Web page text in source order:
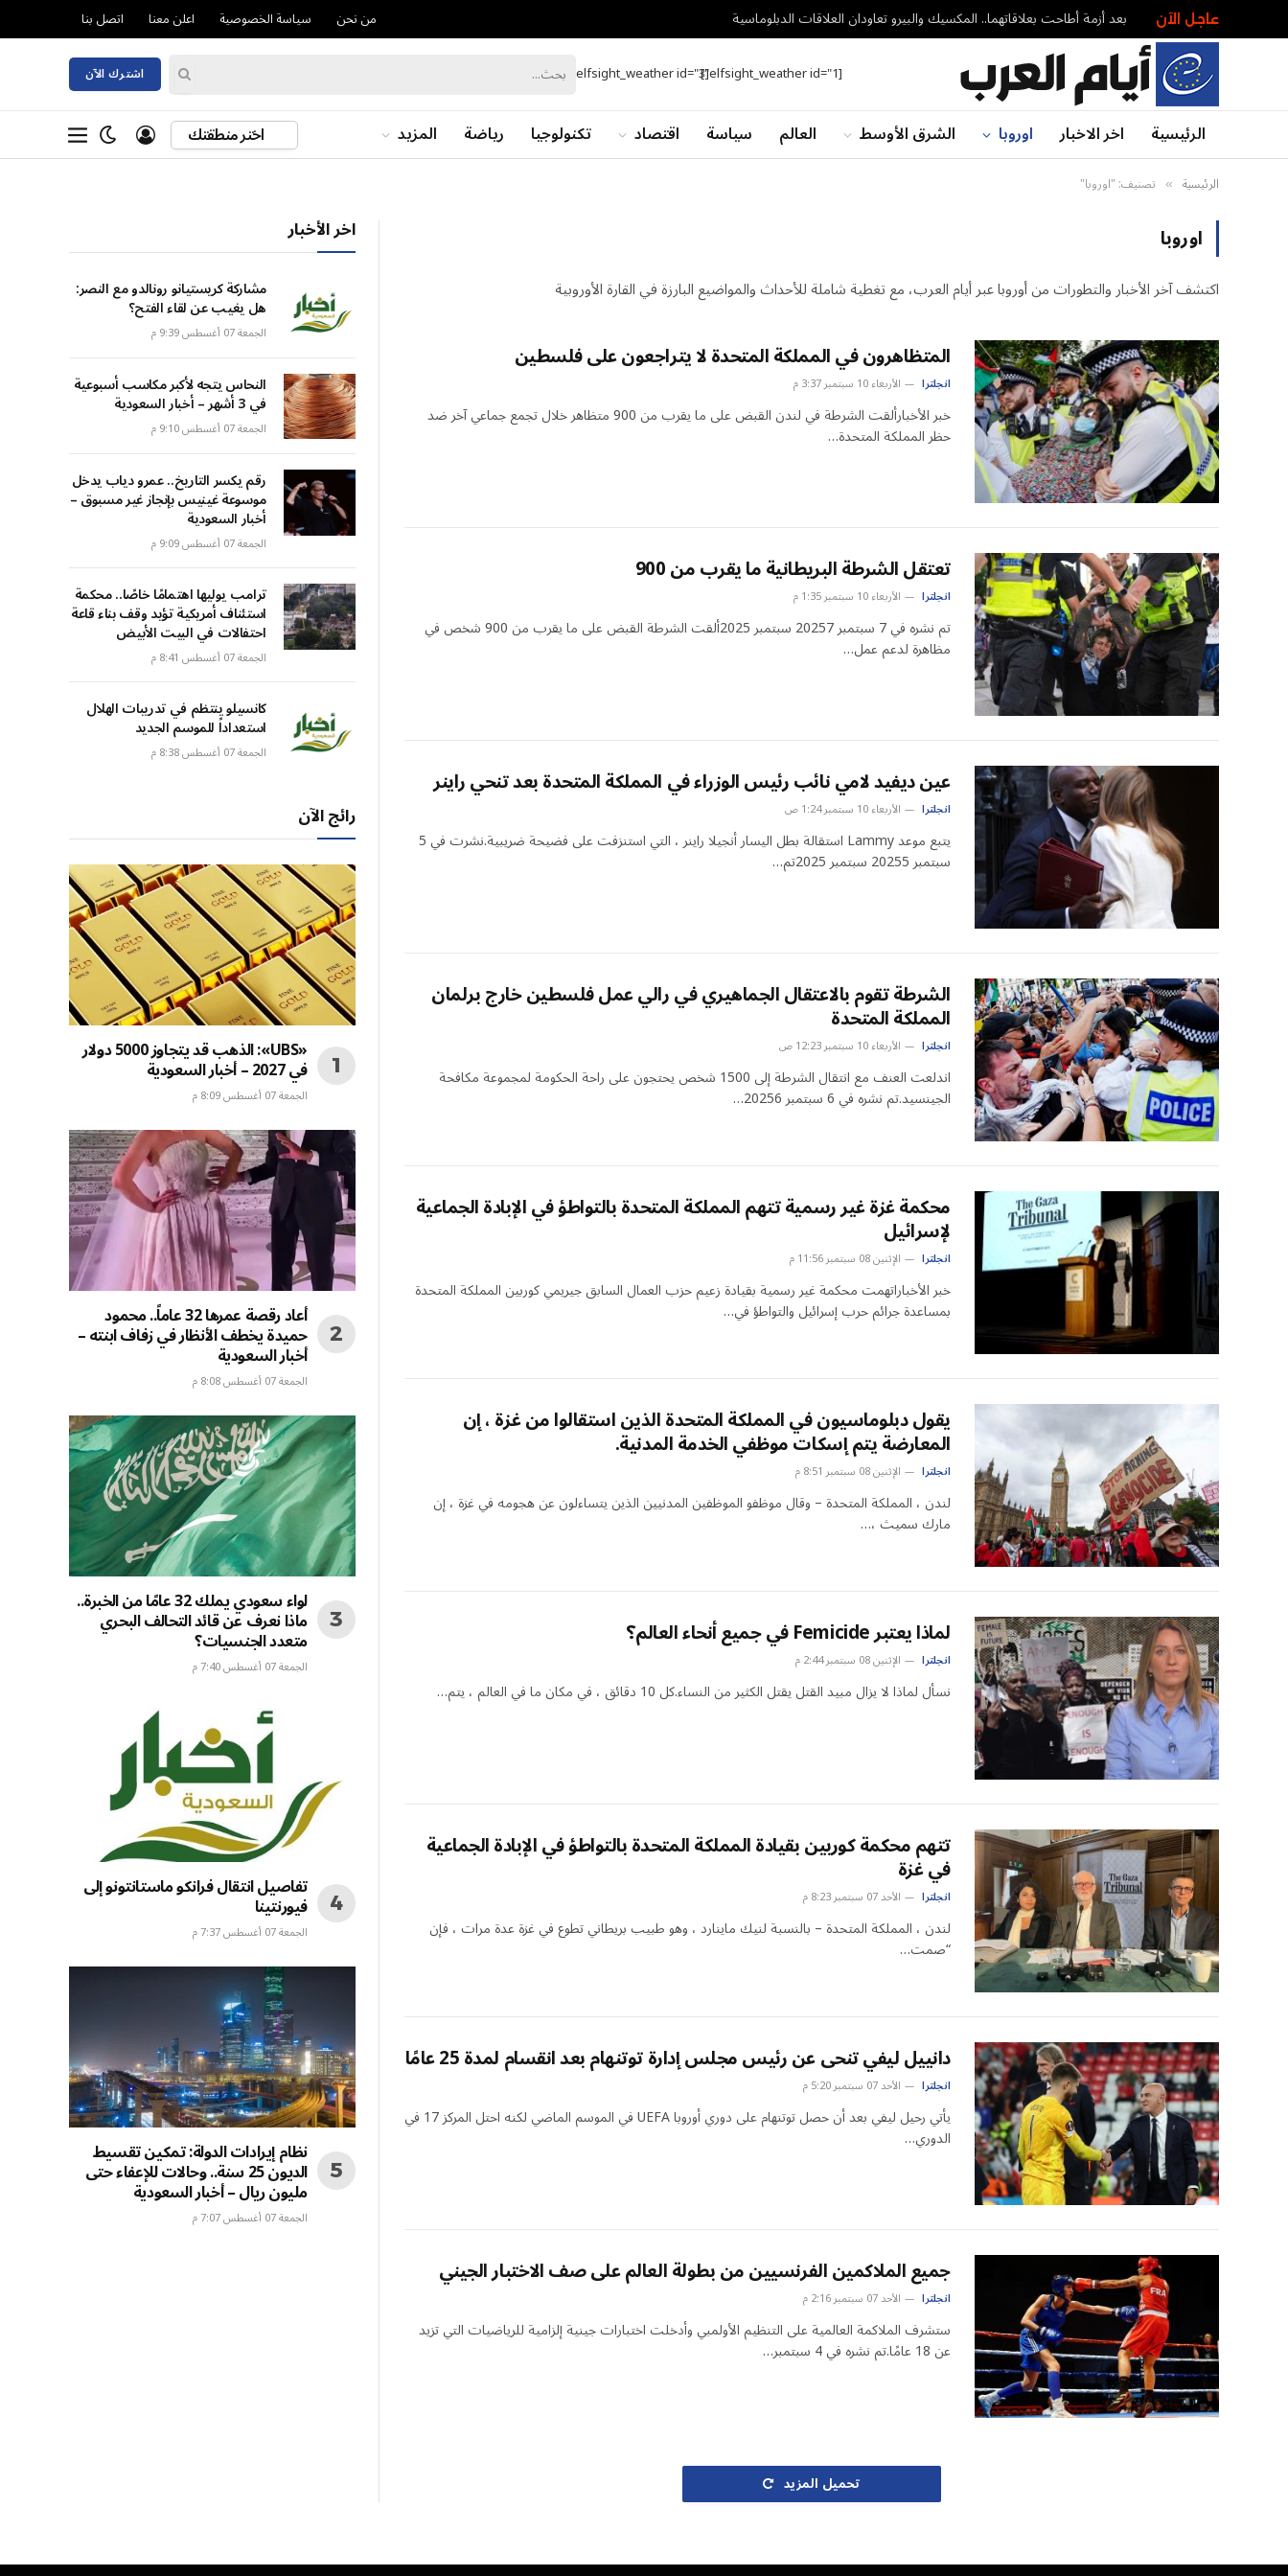
عاجل الآن بعد أزمة أطاحت بعلاقاتهما.. المكسيك والبيرو تعاودان العلاقات الدبلوماسية من نحن سياسة الخصوصية اعلن معنا اتصل بنا
[elfsight_weather id="1"]
[elfsight_weather id="3"] اشترك الآن
الرئيسية اخر الاخبار اوروبا الشرق الأوسط العالم سياسة اقتصاد تكنولوجيا رياضة المزيد اختر منطقتك
الرئيسية » تصنيف: "اوروبا"
اوروبا
اكتشف آخر الأخبار والتطورات من أوروبا عبر أيام العرب، مع تغطية شاملة للأحداث والمواضيع البارزة في القارة الأوروبية
المتظاهرون في المملكة المتحدة لا يتراجعون على فلسطين
انجلترا الأربعاء 10 سبتمبر 3:37 م
خبر الأخبارألقت الشرطة في لندن القبض على ما يقرب من 900 متظاهر خلال تجمع جماعي آخر ضد
حظر المملكة المتحدة…
تعتقل الشرطة البريطانية ما يقرب من 900
انجلترا الأربعاء 10 سبتمبر 1:35 م
تم نشره في 7 سبتمبر 20257 سبتمبر 2025ألقت الشرطة القبض على ما يقرب من 900 شخص في
مظاهرة لدعم عمل…
عين ديفيد لامي نائب رئيس الوزراء في المملكة المتحدة بعد تنحي راينر
انجلترا الأربعاء 10 سبتمبر 1:24 ص
يتبع موعد Lammy استقالة بطل اليسار أنجيلا راينر ، التي استنزفت على فضيحة ضريبية.نشرت في 5
سبتمبر 20255 سبتمبر 2025تم…
الشرطة تقوم بالاعتقال الجماهيري في رالي عمل فلسطين خارج برلمان
المملكة المتحدة
انجلترا الأربعاء 10 سبتمبر 12:23 ص
اندلعت العنف مع انتقال الشرطة إلى 1500 شخص يحتجون على راحة الحكومة لمجموعة مكافحة
الجينسيد.تم نشره في 6 سبتمبر 20256…
محكمة غزة غير رسمية تتهم المملكة المتحدة بالتواطؤ في الإبادة الجماعية
لإسرائيل
انجلترا الإثنين 08 سبتمبر 11:56 م
خبر الأخباراتهمت محكمة غير رسمية بقيادة زعيم حزب العمال السابق جيريمي كوربين المملكة المتحدة
بمساعدة جرائم حرب إسرائيل والتواطؤ في…
يقول دبلوماسيون في المملكة المتحدة الذين استقالوا من غزة ، إن
المعارضة يتم إسكات موظفي الخدمة المدنية.
انجلترا الإثنين 08 سبتمبر 8:51 م
لندن ، المملكة المتحدة – وقال موظفو الموظفين المدنيين الذين يتساءلون عن هجومه في غزة ، إن
مارك سميث ،…
لماذا يعتبر Femicide في جميع أنحاء العالم؟
انجلترا الإثنين 08 سبتمبر 2:44 م
نسأل لماذا لا يزال مبيد القتل يقتل الكثير من النساء.كل 10 دقائق ، في مكان ما في العالم ، يتم…
تتهم محكمة كوربين بقيادة المملكة المتحدة بالتواطؤ في الإبادة الجماعية
في غزة
انجلترا الأحد 07 سبتمبر 8:23 م
لندن ، المملكة المتحدة – بالنسبة لنيك ماينارد ، وهو طبيب بريطاني تطوع في غزة عدة مرات ، فإن
“صمت…
دانييل ليفي تنحى عن رئيس مجلس إدارة توتنهام بعد انقسام لمدة 25 عامًا
انجلترا الأحد 07 سبتمبر 5:20 م
يأتي رحيل ليفي بعد أن حصل توتنهام على دوري أوروبا UEFA في الموسم الماضي لكنه احتل المركز 17 في
الدوري…
جميع الملاكمين الفرنسيين من بطولة العالم على صف الاختبار الجيني
انجلترا الأحد 07 سبتمبر 2:16 م
ستشرف الملاكمة العالمية على التنظيم الأولمبي وأدخلت اختبارات جينية إلزامية للرياضيات التي تزيد
عن 18 عامًا.تم نشره في 4 سبتمبر…
تحميل المزيد
اخر الأخبار
مشاركة كريستيانو رونالدو مع النصر:
هل يغيب عن لقاء الفتح؟
الجمعة 07 أغسطس 9:39 م
النحاس يتجه لأكبر مكاسب أسبوعية
في 3 أشهر – أخبار السعودية
الجمعة 07 أغسطس 9:10 م
رقم يكسر التاريخ.. عمرو دياب يدخل
موسوعة غينيس بإنجاز غير مسبوق –
أخبار السعودية
الجمعة 07 أغسطس 9:09 م
ترامب يوليها اهتمامًا خاصًا.. محكمة
استئناف أمريكية تؤيد وقف بناء قاعة
احتفالات في البيت الأبيض
الجمعة 07 أغسطس 8:41 م
كانسيلو ينتظم في تدريبات الهلال
استعداداً للموسم الجديد
الجمعة 07 أغسطس 8:38 م
رائج الآن
«UBS»: الذهب قد يتجاوز 5000 دولار
في 2027 – أخبار السعودية
الجمعة 07 أغسطس 8:09 م
أعاد رقصة عمرها 32 عاماً.. محمود
حميدة يخطف الأنظار في زفاف ابنته –
أخبار السعودية
الجمعة 07 أغسطس 8:08 م
لواء سعودي يملك 32 عامًا من الخبرة..
ماذا نعرف عن قائد التحالف البحري
متعدد الجنسيات؟
الجمعة 07 أغسطس 7:40 م
تفاصيل انتقال فرانكو ماستانتونو إلى
فيورنتينا
الجمعة 07 أغسطس 7:37 م
نظام إيرادات الدولة: تمكين تقسيط
الديون 25 سنة.. وحالات للإعفاء حتى
مليون ريال – أخبار السعودية
الجمعة 07 أغسطس 7:07 م